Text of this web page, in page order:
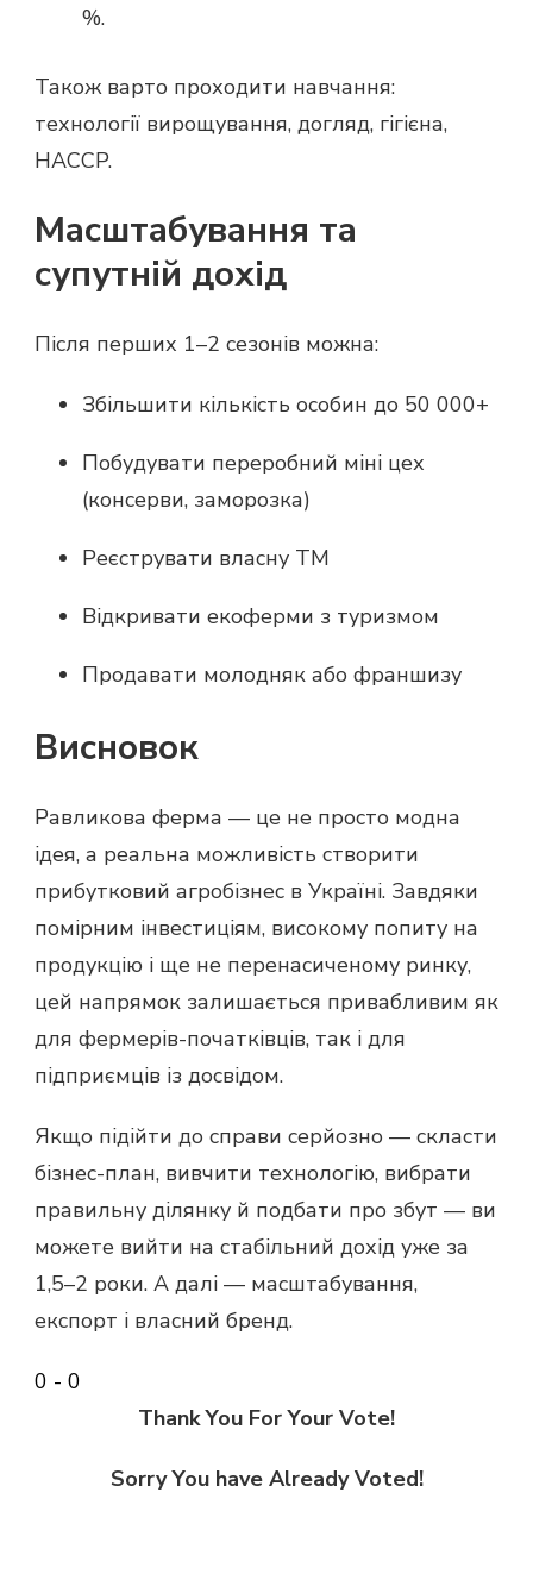
%.
Також варто проходити навчання:
технології вирощування, догляд, гігієна,
HACCP.
Масштабування та
супутній дохід
Після перших 1–2 сезонів можна:
Збільшити кількість особин до 50 000+
Побудувати переробний міні цех
(консерви, заморозка)
Реєструвати власну ТМ
Відкривати екоферми з туризмом
Продавати молодняк або франшизу
Висновок
Равликова ферма — це не просто модна
ідея, а реальна можливість створити
прибутковий агробізнес в Україні. Завдяки
помірним інвестиціям, високому попиту на
продукцію і ще не перенасиченому ринку,
цей напрямок залишається привабливим як
для фермерів-початківців, так і для
підприємців із досвідом.
Якщо підійти до справи серйозно — скласти
бізнес-план, вивчити технологію, вибрати
правильну ділянку й подбати про збут — ви
можете вийти на стабільний дохід уже за
1,5–2 роки. А далі — масштабування,
експорт і власний бренд.
0 - 0
Thank You For Your Vote!
Sorry You have Already Voted!